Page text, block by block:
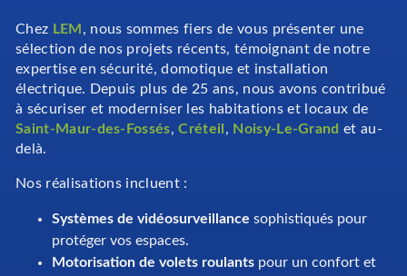
Chez LEM , nous sommes fiers de vous présenter une
sélection de nos projets récents, témoignant de notre
expertise en sécurité, domotique et installation
électrique. Depuis plus de 25 ans, nous avons contribué
à sécuriser et moderniser les habitations et locaux de
Saint-Maur-des-Fossés,Créteil , Noisy-Le-Grand et au-
delà.
Nos réalisations incluent :
Systèmes de vidéosurveillance sophistiqués pour
protéger vos espaces.
Motorisation de volets roulants pour un confort et